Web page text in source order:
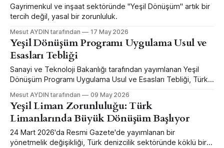
Gayrimenkul ve inşaat sektöründe "Yeşil Dönüşüm" artık bir
tercih değil, yasal bir zorunluluk.
Mesut AYDIN tarafından 17 May 2026
Yeşil Dönüşüm Programı Uygulama Usul ve
Esasları Tebliği
Sanayi ve Teknoloji Bakanlığı tarafından yayımlanan Yeşil
Dönüşüm Programı Uygulama Usul ve Esasları Tebliği, Türk
yapılandırılması adına stratejik bir dönüm noktasını temsil
ediyor. Tebliğde 8 Mayıs 2026 tarihinde RG'de yayınlanmak
suretiyle yapılan değişikler aşağıda özetlenmektedir. Bu
düzenleme, sanayi tesislerinin çevresel etkilerini azaltırken
rekabet güçlerini
Mesut AYDIN tarafından 09 May 2026
Yeşil Liman Zorunluluğu: Türk
Limanlarında Büyük Dönüşüm Başlıyor
24 Mart 2026'da Resmi Gazete'de yayımlanan bir
yönetmelik değişikliği, Türk denizcilik sektöründe köklü bir